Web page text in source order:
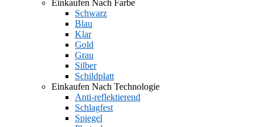
Einkaufen Nach Farbe
Schwarz
Blau
Klar
Gold
Grau
Silber
Schildplatt
Einkaufen Nach Technologie
Anti-reflektierend
Schlagfest
Spiegel